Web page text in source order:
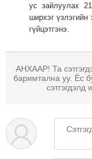
ТОЙРОНД
ЭРГЭН
ТОДОТГОЛЫН
ЭРГЭН
ТОЙРОНД
ус зайлуулах
ширхэг
гүйцэтгэнэ.
АНХААР! Та
баримтална уу. Ёс
сэтгэгдэлд